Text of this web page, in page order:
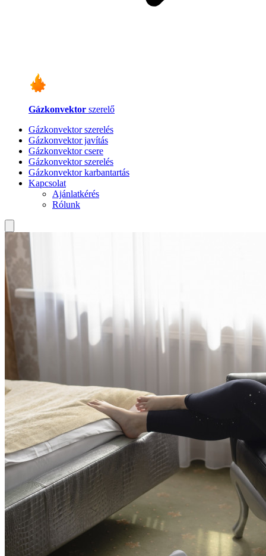
Gázkonvektor szerelő
Gázkonvektor szerelés
Gázkonvektor javítás
Gázkonvektor csere
Gázkonvektor szerelés
Gázkonvektor karbantartás
Kapcsolat
Ajánlatkérés
Rólunk